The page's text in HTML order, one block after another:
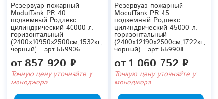
Резервуар пожарный
ModulTank PR 40
подземный Родлекс
цилиндрический 40000 л.
горизонтальный
(2400x10950x2500см;1532кг;
черный) - арт.559906
от857 920 ₽
Точную цену уточняйте у
менеджера
Резервуар пожарный
ModulTank PR 45
подземный Родлекс
цилиндрический 45000 л.
горизонтальный
(2400x12190x2500см;1722кг;
черный) - арт.559908
от 1 060 752 ₽
Точную цену уточняйте у
менеджера